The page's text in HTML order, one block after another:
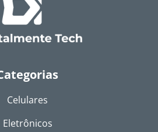
Celulares
Eletrônicos